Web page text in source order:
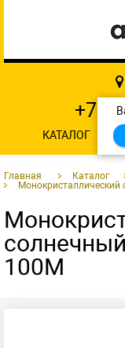
+7
КАТАЛОГ О
Главная Каталог
Монокристаллический
100M